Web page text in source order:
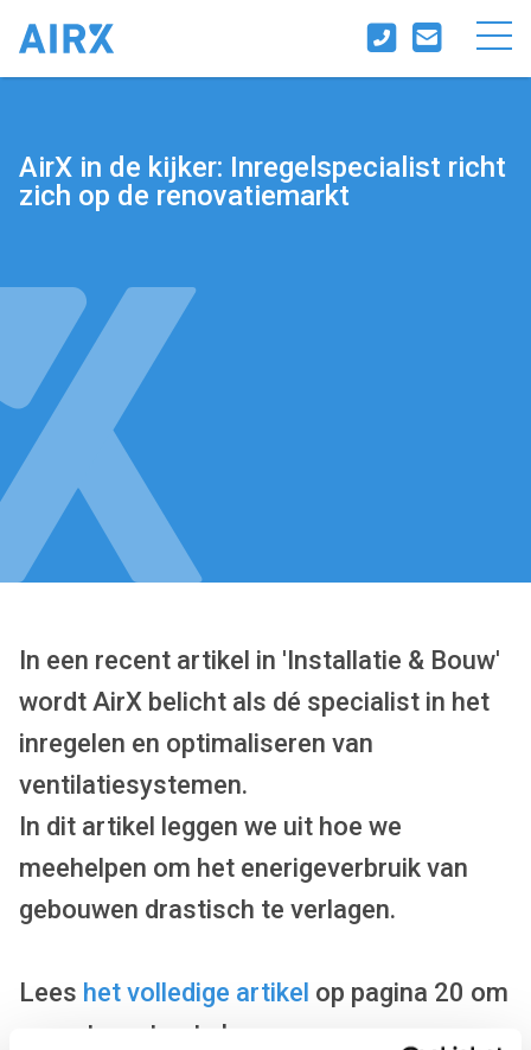
AirX in de kijker: Inregelspecialist richt
zich op de renovatiemarkt
In een recent artikel in 'Installatie & Bouw'
wordt AirX belicht als dé specialist in het
inregelen en optimaliseren van
ventilatiesystemen.
In dit artikel leggen we uit hoe we
meehelpen om het enerigeverbruik van
gebouwen drastisch te verlagen.
Lees het volledige artikel op pagina 20 om
meer te weten te komen over onze